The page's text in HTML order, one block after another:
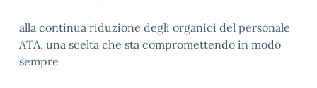
alla continua riduzione degli organici del personale
ATA, una scelta che sta compromettendo in modo
sempre